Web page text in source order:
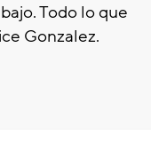
Todo lo que
Gonzalez.